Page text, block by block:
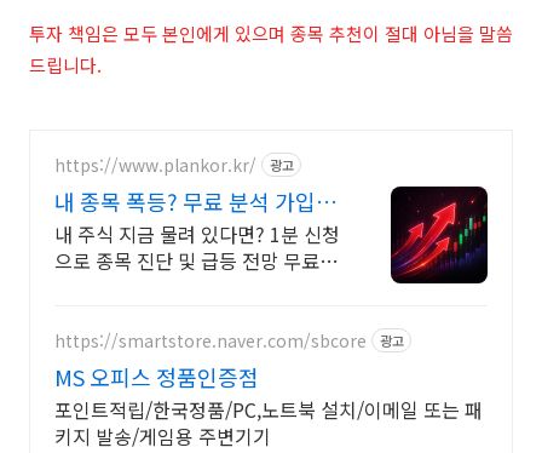
투자 책임은 모두 본인에게 있으며 종목 추천이 절대 아님을 말씀
드립니다.
https://www.plankor.kr/ 광고
내 종목 폭등? 무료 분석 가입즉
시 무료리포트 100%
내 주식 지금 물려 있다면? 1분 신청
으로 종목 진단 및 급등 전망 무료 분
https://smartstore.naver.com/sbcore 광고
MS 오피스 정품인증점
포인트적립/한국정품/PC,노트북 설치/이메일 또는 패
키지 발송/게임용 주변기기